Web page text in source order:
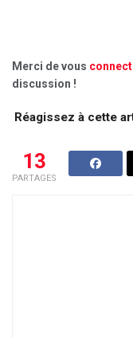
Merci de vous
discussion !
Réagissez à cette
13
PARTAGES